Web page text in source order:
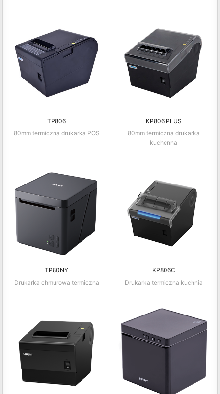
TP806
80mm termiczna drukarka POS
KP806 PLUS
80mm termiczna drukarka
kuchenna
TP80NY
Drukarka chmurowa termiczna
KP806C
Drukarka termiczna kuchnia